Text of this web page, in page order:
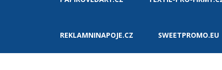
REKLAMNINAPOJE.CZ SWEETPROMO.EU